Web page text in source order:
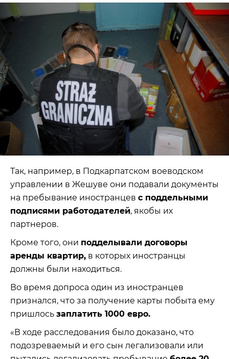
Так, например, в Подкарпатском воеводском
управлении в Жешуве они подавали документы
на пребывание иностранцев с поддельными
подписями работодателей, якобы их
партнеров.
Кроме того, они подделывали договоры
аренды квартир, в которых иностранцы
должны были находиться.
Во время допроса один из иностранцев
признался, что за получение карты побыта ему
пришлось заплатить 1000 евро.
«В ходе расследования было доказано, что
подозреваемый и его сын легализовали или